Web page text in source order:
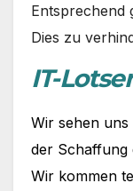
Entsprechend
Dies zu
IT-
Wir sehen
der Schaffung
Wir kommen